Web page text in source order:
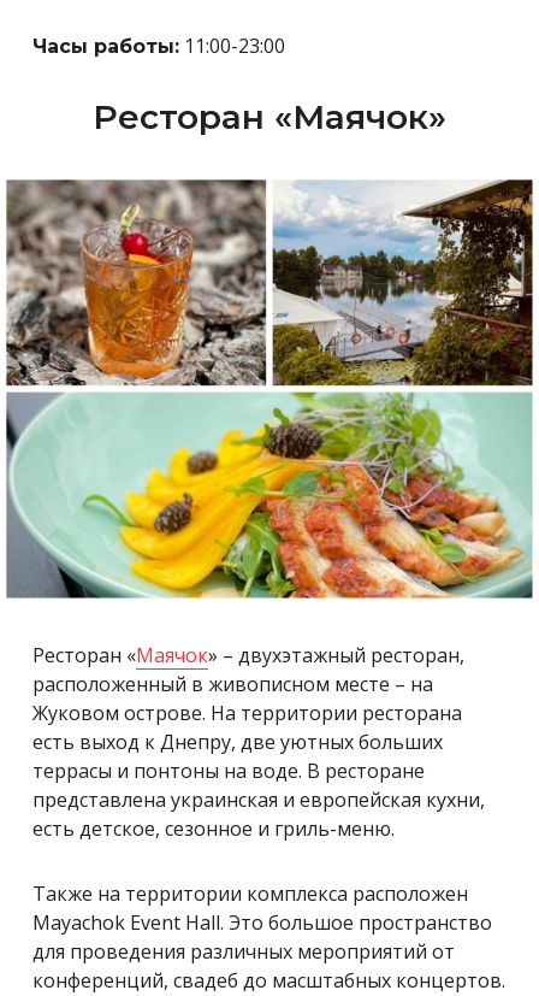
Часы работы: 11:00-23:00
Ресторан «Маячок»
Ресторан «Маячок» – двухэтажный ресторан,
расположенный в живописном месте – на
Жуковом острове. На территории ресторана
есть выход к Днепру, две уютных больших
террасы и понтоны на воде. В ресторане
представлена ​​украинская и европейская кухни,
есть детское, сезонное и гриль-меню.
Также на территории комплекса расположен
Mayachok Event Hall. Это большое пространство
для проведения различных мероприятий от
конференций, свадеб до масштабных концертов.